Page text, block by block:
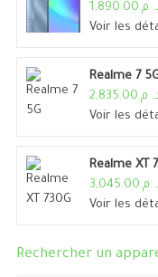
Voir les
Realme 7
م.2,835.00
Voir les
Realme XT
Voir les
Rechercher un